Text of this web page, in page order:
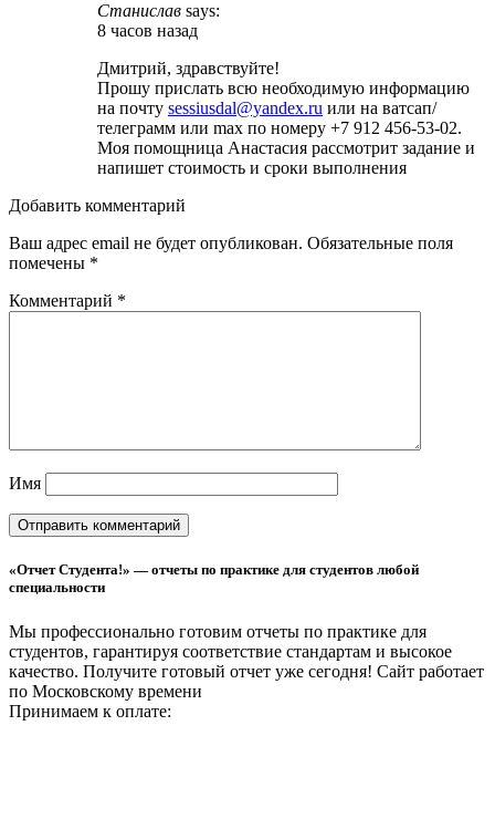
Станислав says:
8 часов назад
Дмитрий, здравствуйте!
Прошу прислать всю необходимую информацию
на почту sessiusdal@yandex.ru или на ватсап/
телеграмм или max по номеру +7 912 456-53-02.
Моя помощница Анастасия рассмотрит задание и
напишет стоимость и сроки выполнения
Добавить комментарий
Ваш адрес email не будет опубликован. Обязательные поля
помечены *
Комментарий *
Имя
«Отчет Студента!» — отчеты по практике для студентов любой
специальности
Мы профессионально готовим отчеты по практике для
студентов, гарантируя соответствие стандартам и высокое
качество. Получите готовый отчет уже сегодня! Сайт работает
по Московскому времени
Принимаем к оплате: